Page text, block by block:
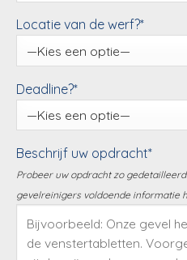
Locatie van de werf?*
Deadline?*
Beschrijf uw opdracht*
Probeer uw opdracht zo
gevelreinigers voldoende informatie